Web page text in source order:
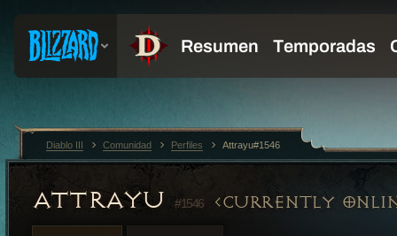
ATTRAYU #1546 CURRENTLY
Diablo III Comunidad Perfiles Attrayu#1546